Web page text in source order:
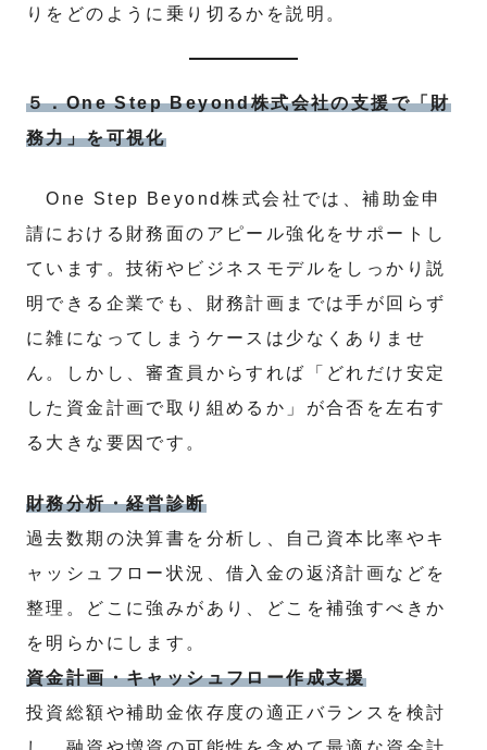
りをどのように乗り切るかを説明。
５．One Step Beyond株式会社の支援で「財
務力」を可視化
One Step Beyond株式会社では、補助金申
請における財務面のアピール強化をサポートし
ています。技術やビジネスモデルをしっかり説
明できる企業でも、財務計画までは手が回らず
に雑になってしまうケースは少なくありませ
ん。しかし、審査員からすれば「どれだけ安定
した資金計画で取り組めるか」が合否を左右す
る大きな要因です。
財務分析・経営診断
過去数期の決算書を分析し、自己資本比率やキ
ャッシュフロー状況、借入金の返済計画などを
整理。どこに強みがあり、どこを補強すべきか
を明らかにします。
資金計画・キャッシュフロー作成支援
投資総額や補助金依存度の適正バランスを検討